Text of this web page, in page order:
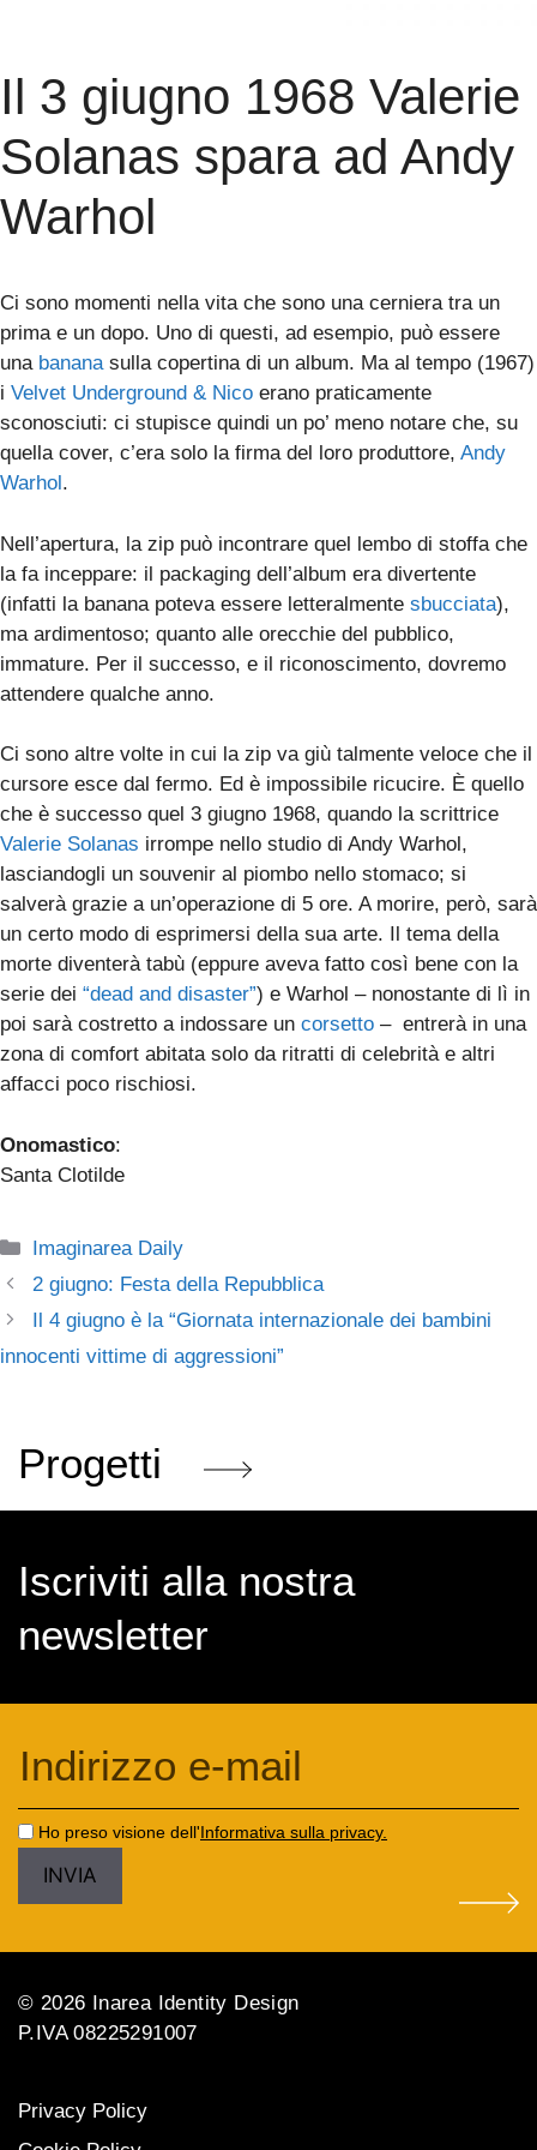
Il 3 giugno 1968 Valerie
Solanas spara ad Andy
Warhol
Ci sono momenti nella vita che sono una cerniera tra un
prima e un dopo. Uno di questi, ad esempio, può essere
una bananasulla copertina di un album. Ma al tempo (1967)
i Velvet Underground & Nico erano praticamente
sconosciuti: ci stupisce quindi un po’ meno notare che, su
quella cover, c’era solo la firma del loro produttore, Andy
Warhol.
Nell’apertura, la zip può incontrare quel lembo di stoffa che
la fa inceppare: il packaging dell’album era divertente
(infatti la banana poteva essere letteralmente sbucciata),
ma ardimentoso; quanto alle orecchie del pubblico,
immature. Per il successo, e il riconoscimento, dovremo
attendere qualche anno.
Ci sono altre volte in cui la zip va giù talmente veloce che il
cursore esce dal fermo. Ed è impossibile ricucire. È quello
che è successo quel 3 giugno 1968, quando la scrittrice
Valerie Solanas irrompe nello studio di Andy Warhol,
lasciandogli un souvenir al piombo nello stomaco; si
salverà grazie a un’operazione di 5 ore. A morire, però, sarà
un certo modo di esprimersi della sua arte. Il tema della
morte diventerà tabù (eppure aveva fatto così bene con la
serie dei “dead and disaster”) e Warhol – nonostante di lì in
poi sarà costretto a indossare un corsetto – entrerà in una
zona di comfort abitata solo da ritratti di celebrità e altri
affacci poco rischiosi.
Onomastico:
Santa Clotilde
Categorie
Imaginarea Daily
2 giugno: Festa della Repubblica
Il 4 giugno è la “Giornata internazionale dei bambini
innocenti vittime di aggressioni”
Progetti
Iscriviti alla nostra
newsletter
Ho preso visione dell'Informativa sulla privacy.
© 2026 Inarea Identity Design
P.IVA 08225291007
Privacy Policy